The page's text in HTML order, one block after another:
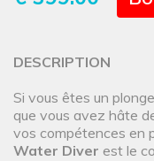
DESCRIPTION
Si vous êtes un
que vous avez hâte
vos compétences en
Water Diver est le